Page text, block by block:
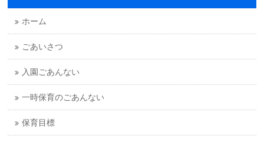
ホーム
ごあいさつ
入園ごあんない
一時保育のごあんない
保育目標